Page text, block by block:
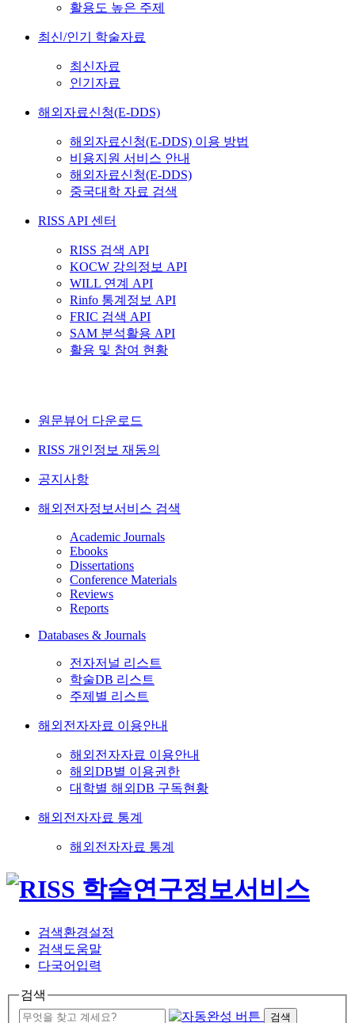
활용도 높은 주제
최신/인기 학술자료
최신자료
인기자료
해외자료신청(E-DDS)
해외자료신청(E-DDS) 이용 방법
비용지원 서비스 안내
해외자료신청(E-DDS)
중국대학 자료 검색
RISS API 센터
RISS 검색 API
KOCW 강의정보 API
WILL 연계 API
Rinfo 통계정보 API
FRIC 검색 API
SAM 분석활용 API
활용 및 참여 현황
원문뷰어 다운로드
RISS 개인정보 재동의
공지사항
해외전자정보서비스 검색
Academic Journals
Ebooks
Dissertations
Conference Materials
Reviews
Reports
Databases & Journals
전자저널 리스트
학술DB 리스트
주제별 리스트
해외전자자료 이용안내
해외전자자료 이용안내
해외DB별 이용권한
대학별 해외DB 구독현황
해외전자자료 통계
해외전자자료 통계
검색환경설정
검색도움말
다국어입력
검색
검색